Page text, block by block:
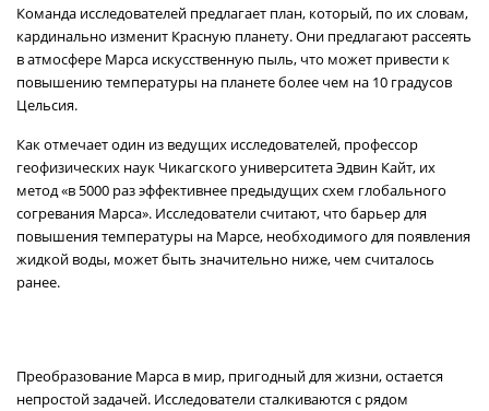
Команда исследователей предлагает план, который, по их словам,
кардинально изменит Красную планету. Они предлагают рассеять
в атмосфере Марса искусственную пыль, что может привести к
повышению температуры на планете более чем на 10 градусов
Цельсия.
Как отмечает один из ведущих исследователей, профессор
геофизических наук Чикагского университета Эдвин Кайт, их
метод «в 5000 раз эффективнее предыдущих схем глобального
согревания Марса». Исследователи считают, что барьер для
повышения температуры на Марсе, необходимого для появления
жидкой воды, может быть значительно ниже, чем считалось
ранее.
Преобразование Марса в мир, пригодный для жизни, остается
непростой задачей. Исследователи сталкиваются с рядом